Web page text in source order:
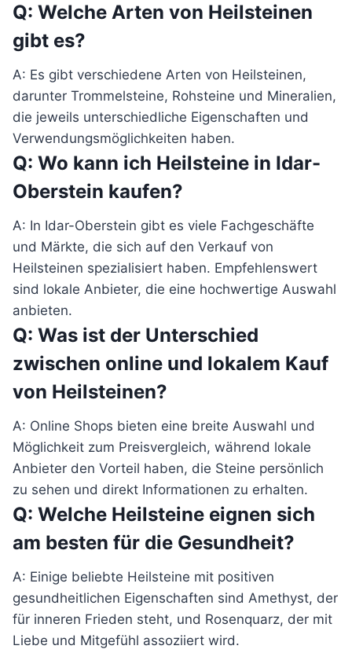
Q: Welche Arten von Heilsteinen
gibt es?
A: Es gibt verschiedene Arten von Heilsteinen,
darunter Trommelsteine, Rohsteine und Mineralien,
die jeweils unterschiedliche Eigenschaften und
Verwendungsmöglichkeiten haben.
Q: Wo kann ich Heilsteine in Idar-
Oberstein kaufen?
A: In Idar-Oberstein gibt es viele Fachgeschäfte
und Märkte, die sich auf den Verkauf von
Heilsteinen spezialisiert haben. Empfehlenswert
sind lokale Anbieter, die eine hochwertige Auswahl
anbieten.
Q: Was ist der Unterschied
zwischen online und lokalem Kauf
von Heilsteinen?
A: Online Shops bieten eine breite Auswahl und
Möglichkeit zum Preisvergleich, während lokale
Anbieter den Vorteil haben, die Steine persönlich
zu sehen und direkt Informationen zu erhalten.
Q: Welche Heilsteine eignen sich
am besten für die Gesundheit?
A: Einige beliebte Heilsteine mit positiven
gesundheitlichen Eigenschaften sind Amethyst, der
für inneren Frieden steht, und Rosenquarz, der mit
Liebe und Mitgefühl assoziiert wird.